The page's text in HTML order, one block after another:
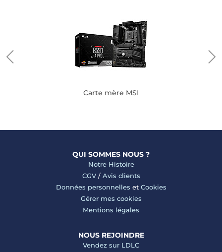
Carte mère MSI
QUI SOMMES NOUS ?
Notre Histoire
CGV/ Avis clients
Données personnelles et Cookies
Gérer mes cookies
Mentions légales
NOUS REJOINDRE
Vendez sur LDLC